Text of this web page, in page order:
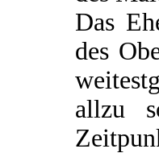
Das
des
allzu